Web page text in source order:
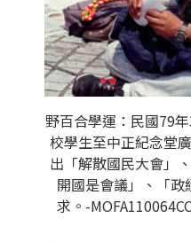
野百合學運：民國79
校學生至中正紀念堂
出「解散國民大會」
開國是會議」、「
求。-